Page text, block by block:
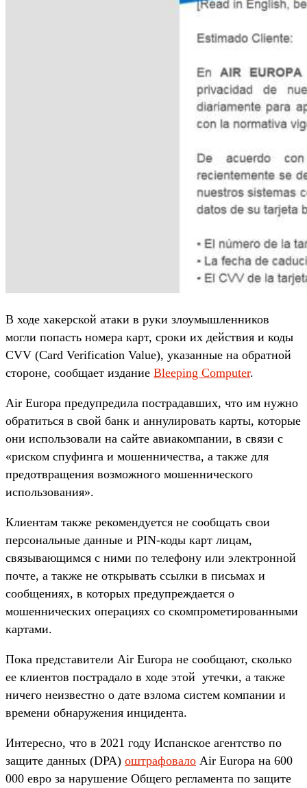
В ходе хакерской атаки в руки злоумышленников
могли попасть номера карт, сроки их действия и коды
CVV (Card Verification Value), указанные на обратной
стороне, сообщает издание Bleeping Computer.
Air Europa предупредила пострадавших, что им нужно
обратиться в свой банк и аннулировать карты, которые
они использовали на сайте авиакомпании, в связи с
«риском спуфинга и мошенничества, а также для
предотвращения возможного мошеннического
использования».
Клиентам также рекомендуется не сообщать свои
персональные данные и PIN-коды карт лицам,
связывающимся с ними по телефону или электронной
почте, а также не открывать ссылки в письмах и
сообщениях, в которых предупреждается о
мошеннических операциях со скомпрометированными
картами.
Пока представители Air Europa не сообщают, сколько
ее клиентов пострадало в ходе этой утечки, а также
ничего неизвестно о дате взлома систем компании и
времени обнаружения инцидента.
Интересно, что в 2021 году Испанское агентство по
защите данных (DPA) оштрафовало Air Europa на 600
000 евро за нарушение Общего регламента по защите